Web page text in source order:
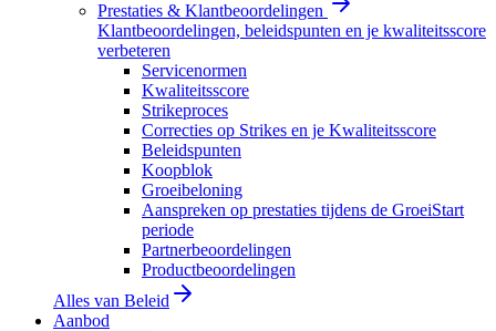
Prestaties & Klantbeoordelingen
Klantbeoordelingen, beleidspunten en je kwaliteitsscore
verbeteren
Servicenormen
Kwaliteitsscore
Strikeproces
Correcties op Strikes en je Kwaliteitsscore
Beleidspunten
Koopblok
Groeibeloning
Aanspreken op prestaties tijdens de GroeiStart
periode
Partnerbeoordelingen
Productbeoordelingen
Alles van Beleid
Aanbod